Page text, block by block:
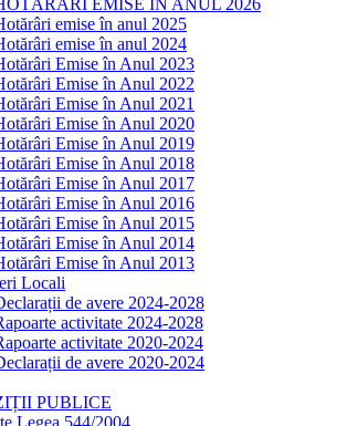
EMISE ÎN ANUL 2026
emise în anul 2025
emise în anul 2024
Emise în Anul 2023
Emise în Anul 2022
Emise în Anul 2021
Emise în Anul 2020
Emise în Anul 2019
Emise în Anul 2018
Emise în Anul 2017
Emise în Anul 2016
Emise în Anul 2015
Emise în Anul 2014
Emise în Anul 2013
Locali
de avere 2024-2028
activitate 2024-2028
activitate 2020-2024
de avere 2020-2024
PUBLICE
Legea 544/2004